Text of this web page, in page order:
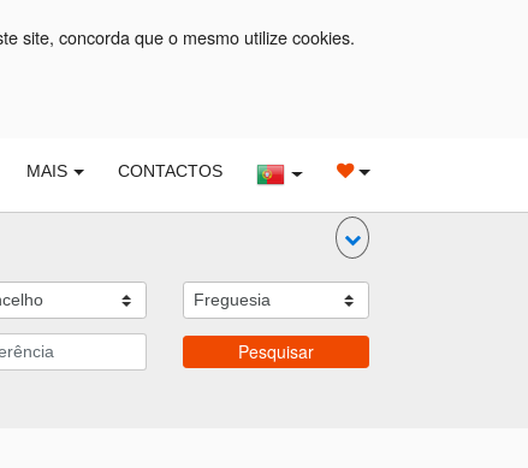
site, concorda que o mesmo utilize cookies.
MAIS CONTACTOS
Pesquisar